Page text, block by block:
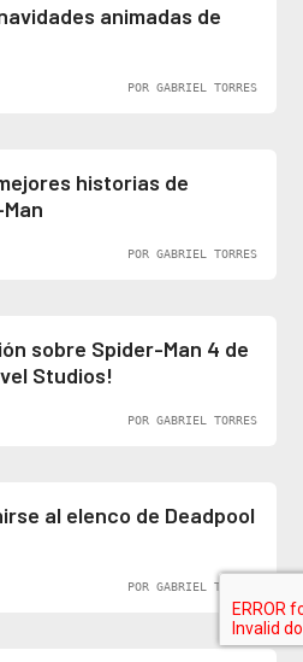
animadas de
POR GABRIEL TORRES
historias de
POR GABRIEL TORRES
sobre Spider-Man 4 de
Studios!
POR GABRIEL TORRES
al elenco de Deadpool
POR GABRIEL TORRES